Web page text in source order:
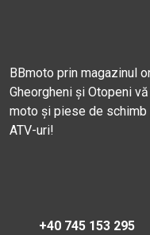
BBmoto prin magazinul
Gheorgheni și Otopeni
moto și piese de
ATV-uri!
+40 745 153 295